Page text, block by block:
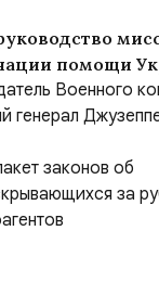
помощи
на обещания
Военного
генерал